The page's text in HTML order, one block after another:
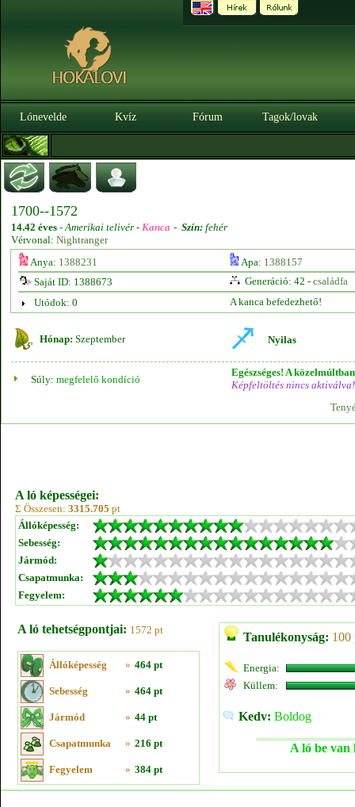
Lónevelde Kvíz Fórum Tagok/lovak
1700--1572
14.42 éves -Amerikai telivér - Kanca - Szín: fehér
Vérvonal: Nightranger
Anya: 1388231 Apa: 1388157
Saját ID: 1388673
Generáció: 42 - családfa
Utódok: 0
A kanca befedezhető!
Hónap: Szeptember Nyilas
Súly: megfelelő kondíció
Egészséges! A
Képfeltöltés nincs aktiválva!
A ló képességei:
Σ Összesen: 3315.705 pt
Állóképesség:
Sebesség:
Jármód:
Csapatmunka:
Fegyelem:
A ló tehetségpontjai: 1572 pt
Állóképesség » 464 pt
Sebesség » 464 pt
Jármód » 44 pt
Csapatmunka » 216 pt
Fegyelem » 384 pt
Tanulékonyság: 100
Energia:
Küllem:
Kedv: Boldog
A ló be van